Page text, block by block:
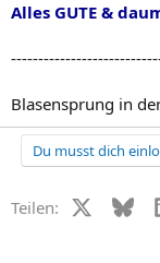
Alles GUTE &
Blasensprung in
Du musst dich
Teilen: X